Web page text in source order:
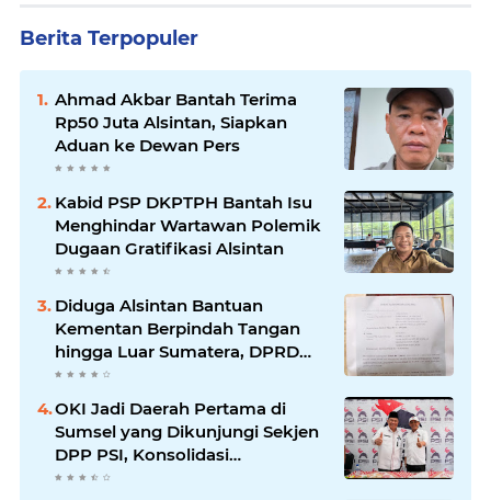
Berita Terpopuler
Ahmad Akbar Bantah Terima
Rp50 Juta Alsintan, Siapkan
Aduan ke Dewan Pers
Kabid PSP DKPTPH Bantah Isu
Menghindar Wartawan Polemik
Dugaan Gratifikasi Alsintan
Diduga Alsintan Bantuan
Kementan Berpindah Tangan
hingga Luar Sumatera, DPRD
Sumsel Minta Aparat Usut
OKI Jadi Daerah Pertama di
Sumsel yang Dikunjungi Sekjen
DPP PSI, Konsolidasi
Pembentukan DPRT Dimulai